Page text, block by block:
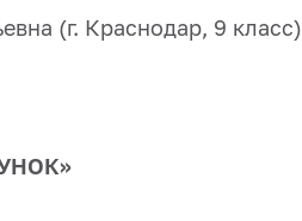
(г. Краснодар, 9 класс)